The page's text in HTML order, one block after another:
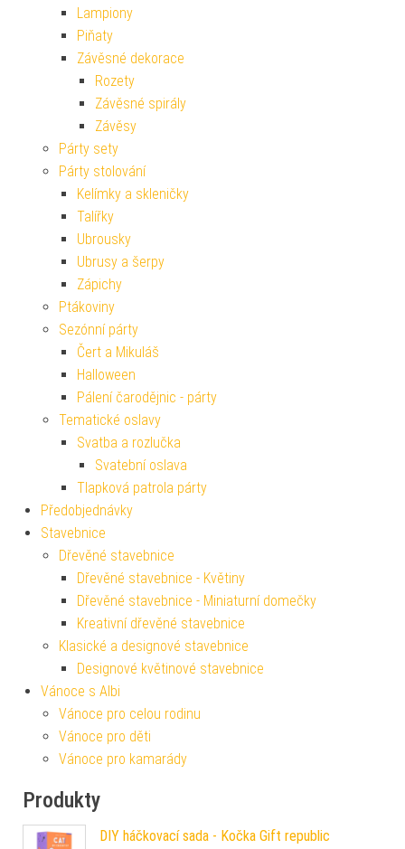
Lampiony
Piňaty
Závěsné dekorace
Rozety
Závěsné spirály
Závěsy
Párty sety
Párty stolování
Kelímky a skleničky
Talířky
Ubrousky
Ubrusy a šerpy
Zápichy
Ptákoviny
Sezónní párty
Čert a Mikuláš
Halloween
Pálení čarodějnic - párty
Tematické oslavy
Svatba a rozlučka
Svatební oslava
Tlapková patrola párty
Předobjednávky
Stavebnice
Dřevěné stavebnice
Dřevěné stavebnice - Květiny
Dřevěné stavebnice - Miniaturní domečky
Kreativní dřevěné stavebnice
Klasické a designové stavebnice
Designové květinové stavebnice
Vánoce s Albi
Vánoce pro celou rodinu
Vánoce pro děti
Vánoce pro kamarády
Produkty
DIY háčkovací sada - Kočka Gift republic